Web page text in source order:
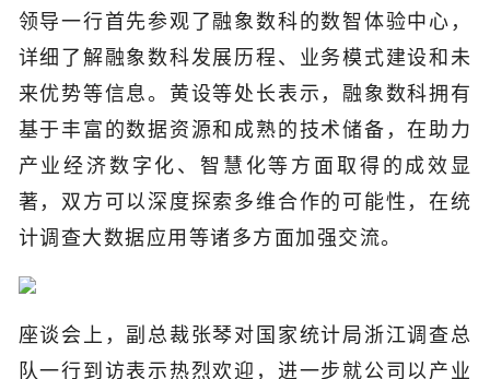
领导一行首先参观了融象数科的数智体验中心，
详细了解融象数科发展历程、业务模式建设和未
来优势等信息。黄设等处长表示，融象数科拥有
基于丰富的数据资源和成熟的技术储备，在助力
产业经济数字化、智慧化等方面取得的成效显
著，双方可以深度探索多维合作的可能性，在统
计调查大数据应用等诸多方面加强交流。
座谈会上，副总裁张琴对国家统计局浙江调查总
队一行到访表示热烈欢迎，进一步就公司以产业